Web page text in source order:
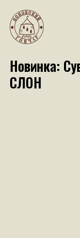
2025-07-01 13:09
Новинка:
СЛОН